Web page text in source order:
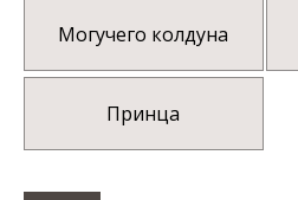
Могучего колдуна
Принца